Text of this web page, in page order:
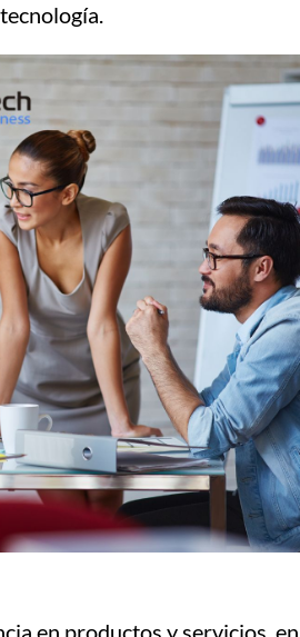
tecnología.
en productos y servicios, en